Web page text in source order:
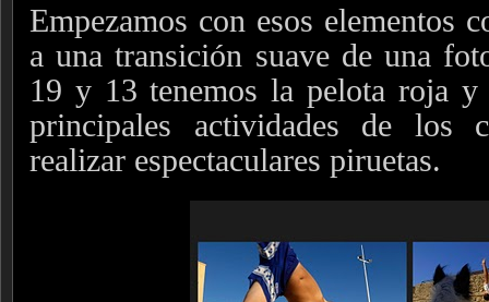
Empezamos con esos elementos
a una transición suave de una
19 y 13 tenemos la pelota roja y
principales actividades de los
realizar espectaculares piruetas.